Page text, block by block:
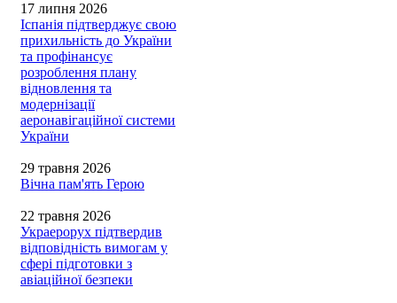
17 липня 2026
Іспанія підтверджує свою
прихильність до України
та профінансує
розроблення плану
відновлення та
модернізації
аеронавігаційної системи
України
29 травня 2026
Вічна пам'ять Герою
22 травня 2026
Украерорух підтвердив
відповідність вимогам у
сфері підготовки з
авіаційної безпеки